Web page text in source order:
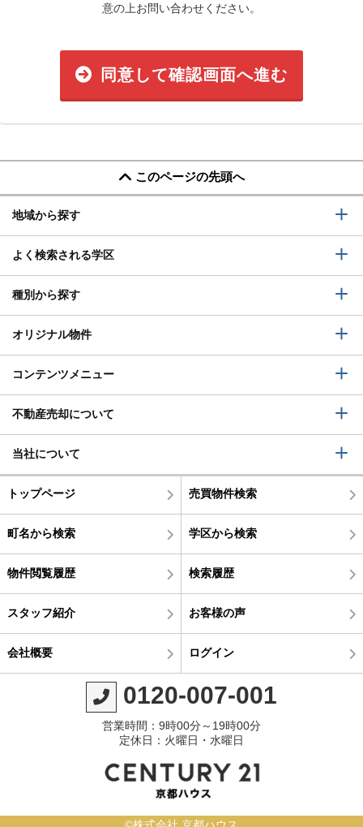
意の上お問い合わせください。
同意して確認画面へ進む
このページの先頭へ
地域から探す
よく検索される学区
種別から探す
オリジナル物件
コンテンツメニュー
不動産売却について
当社について
トップページ 売買物件検索
町名から検索 学区から検索
物件閲覧履歴 検索履歴
スタッフ紹介 お客様の声
会社概要 ログイン
0120-007-001
営業時間：9時00分～19時00分
定休日：火曜日・水曜日